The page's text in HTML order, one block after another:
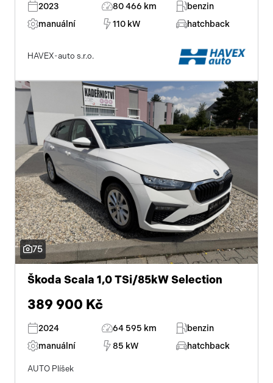
2023 80 466 km
benzin
manuální
110 kW hatchback
HAVEX-auto s.r.o.
75
Škoda Scala 1,0 TSi/85kW Selection
389 900 Kč
2024 64 595 km
benzin
manuální
85 kW hatchback
AUTO Plíšek